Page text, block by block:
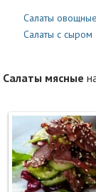
Салаты
Салаты с сыром
Салаты мясные